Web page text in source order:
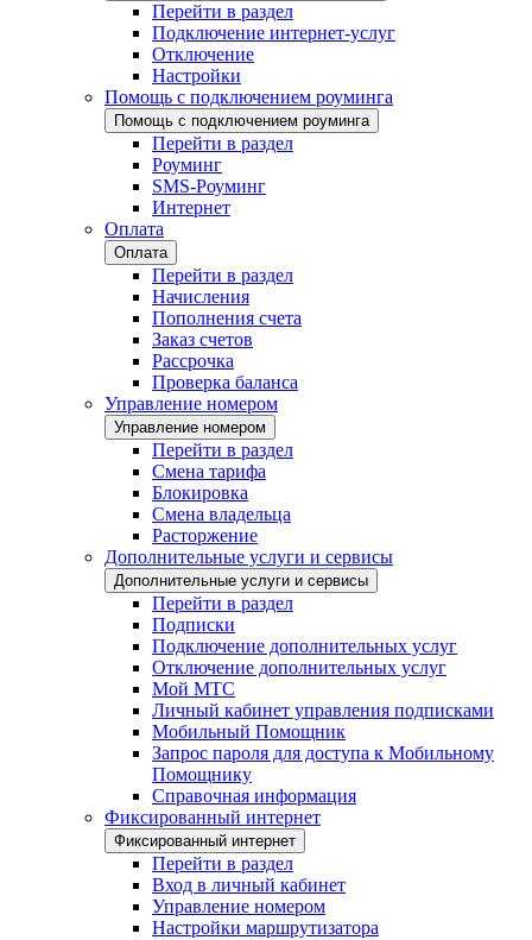
Перейти в раздел
Подключение интернет-услуг
Отключение
Настройки
Помощь с подключением роуминга
Помощь с подключением роуминга
Перейти в раздел
Роуминг
SMS-Роуминг
Интернет
Оплата
Оплата
Перейти в раздел
Начисления
Пополнения счета
Заказ счетов
Рассрочка
Проверка баланса
Управление номером
Управление номером
Перейти в раздел
Смена тарифа
Блокировка
Смена владельца
Расторжение
Дополнительные услуги и сервисы
Дополнительные услуги и сервисы
Перейти в раздел
Подписки
Подключение дополнительных услуг
Отключение дополнительных услуг
Мой МТС
Личный кабинет управления подписками
Мобильный Помощник
Запрос пароля для доступа к Мобильному
Помощнику
Справочная информация
Фиксированный интернет
Фиксированный интернет
Перейти в раздел
Вход в личный кабинет
Управление номером
Настройки маршрутизатора